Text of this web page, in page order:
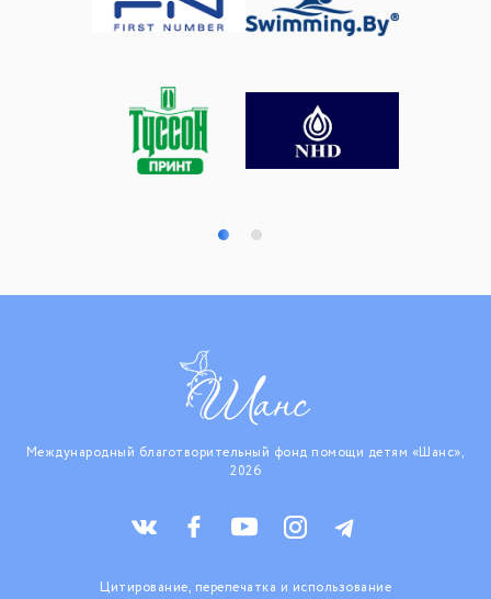
Международный благотворительный фонд помощи детям «Шанс»,
2026
Цитирование, перепечатка и использование